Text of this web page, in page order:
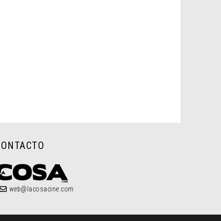
web@lacosacine.com